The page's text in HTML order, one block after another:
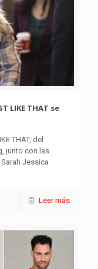
LIKE THAT se
THAT, del
junto con las
Jessica
Leer más